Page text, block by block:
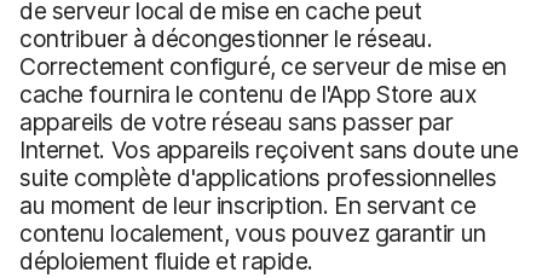
de serveur local de mise en cache peut
contribuer à décongestionner le réseau.
Correctement configuré, ce serveur de mise en
cache fournira le contenu de l'App Store aux
appareils de votre réseau sans passer par
Internet. Vos appareils reçoivent sans doute une
suite complète d'applications professionnelles
au moment de leur inscription. En servant ce
contenu localement, vous pouvez garantir un
déploiement fluide et rapide.